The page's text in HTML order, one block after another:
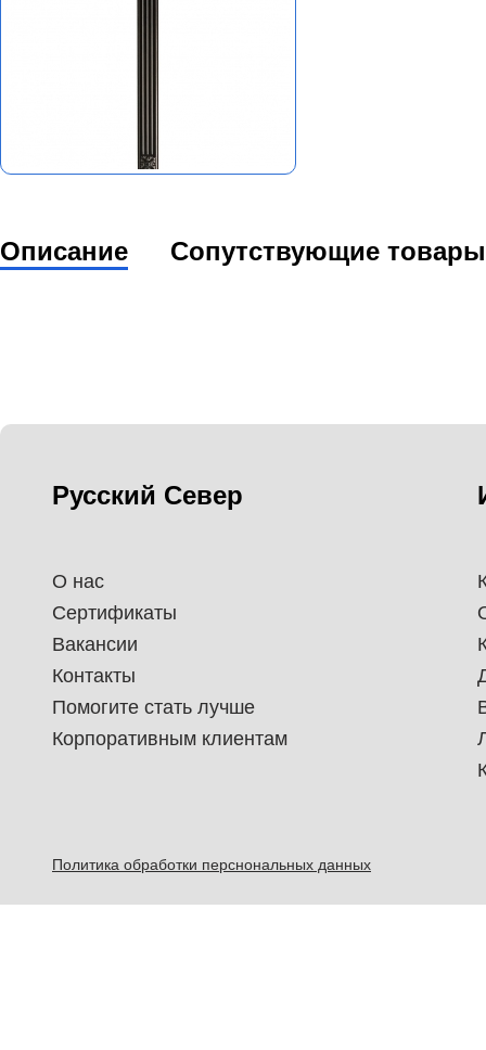
Описание Сопутствующие товары
Русский Север
О нас
Сертификаты
Вакансии
Контакты
Помогите стать лучше
Корпоративным клиентам
Политика обработки перснональных данных